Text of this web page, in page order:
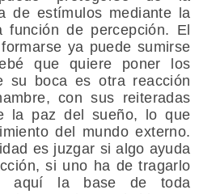
de estímulos mediante la
función de percepción. El
ya puede sumirse
que quiere poner los
su boca es otra reacción
con sus reiteradas
la paz del sueño, lo que
del mundo externo.
es juzgar si algo ayuda
si uno ha de tragarlo
aquí la base de toda